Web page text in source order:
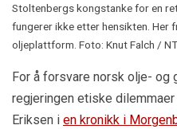
Stoltenbergs kongstanke for en
fungerer ikke etter hensikten. Her
oljeplattform. Foto: Knut Falch /
For å forsvare norsk olje- og
regjeringen etiske
Eriksen i en kronikk i